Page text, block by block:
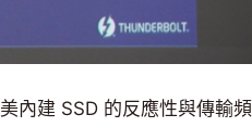
內建 SSD 的反應性與傳輸頻